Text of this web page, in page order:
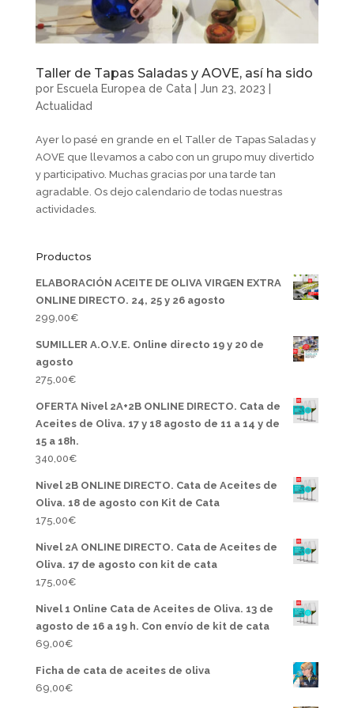
Taller de Tapas Saladas y AOVE, así ha sido
por Escuela Europea de Cata| Jun 23, 2023
Actualidad
Ayer lo pasé en grande en el Taller de Tapas Saladas y
AOVE que llevamos a cabo con un grupo muy divertido
y participativo. Muchas gracias por una tarde tan
agradable. Os dejo calendario de todas nuestras
actividades.
Productos
ELABORACIÓN ACEITE DE OLIVA VIRGEN EXTRA
ONLINE DIRECTO. 24, 25 y 26 agosto
299,00€
SUMILLER A.O.V.E. Online directo 19 y 20 de
agosto
275,00€
OFERTA Nivel 2A+2B ONLINE DIRECTO. Cata de
Aceites de Oliva. 17 y 18 agosto de 11 a 14 y de
15 a 18h.
340,00€
Nivel 2B ONLINE DIRECTO. Cata de Aceites de
Oliva. 18 de agosto con Kit de Cata
175,00€
Nivel 2A ONLINE DIRECTO. Cata de Aceites de
Oliva. 17 de agosto con kit de cata
175,00€
Nivel 1 Online Cata de Aceites de Oliva. 13 de
agosto de 16 a 19 h. Con envío de kit de cata
69,00€
Ficha de cata de aceites de oliva
69,00€